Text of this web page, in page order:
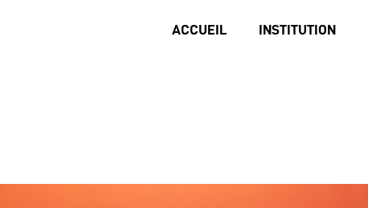
ACCUEIL INSTITUTION